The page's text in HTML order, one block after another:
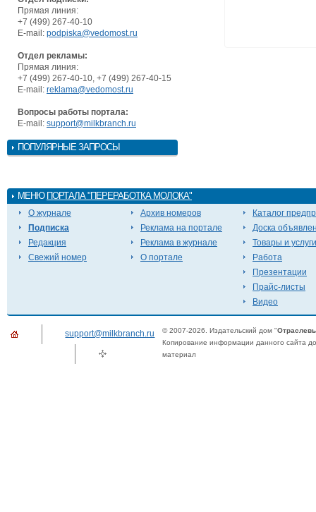
Прямая линия:
+7 (499) 267-40-10
E-mail: podpiska@vedomost.ru
Отдел рекламы:
Прямая линия:
+7 (499) 267-40-10, +7 (499) 267-40-15
E-mail: reklama@vedomost.ru
Вопросы работы портала:
E-mail: support@milkbranch.ru
ПОПУЛЯРНЫЕ ЗАПРОСЫ
МЕНЮ ПОРТАЛА "ПЕРЕРАБОТКА МОЛОКА"
О журнале
Подписка
Редакция
Свежий номер
Архив номеров
Реклама на портале
Реклама в журнале
О портале
Каталог
Доска
Товары и услуги
Работа
Презентации
Прайс-листы
Видео
support@milkbranch.ru © 2007-2026. Издательский дом "
Копирование информации данного сайта
материал